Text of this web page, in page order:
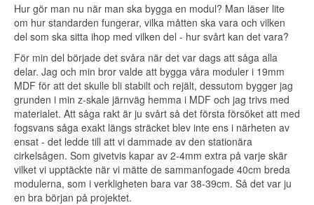
Hur gör man nu när man ska bygga en modul? Man läser lite
om hur standarden fungerar, vilka måtten ska vara och vilken
del som ska sitta ihop med vilken del - hur svårt kan det vara?
För min del började det svåra när det var dags att såga alla
delar. Jag och min bror valde att bygga våra moduler i 19mm
MDF för att det skulle bli stabilt och rejält, dessutom bygger jag
grunden i min z-skale järnväg hemma i MDF och jag trivs med
materialet. Att såga rakt är ju svårt så det första försöket att med
fogsvans såga exakt längs sträcket blev inte ens i närheten av
ensat - det ledde till att vi dammade av den stationära
cirkelsågen. Som givetvis kapar av 2-4mm extra på varje skär
vilket vi upptäckte när vi mätte de sammanfogade 40cm breda
modulerna, som i verkligheten bara var 38-39cm. Så det var ju
en bra början på projektet.